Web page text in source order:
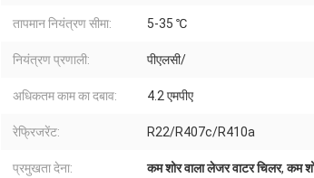
तापमान नियंत्रण सीमा: 5-35 ℃
नियंत्रण प्रणाली: पीएलसी/
अधिकतम काम का दबाव: 4.2 एमपीए
रेफ्रिजरेंट: R22/R407c/R410a
प्रमुखता देना: कम शोर वाला लेजर वाटर चिलर,कम